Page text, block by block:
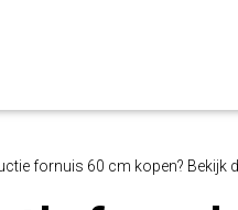
fornuis 60 cm kopen? Bekijk